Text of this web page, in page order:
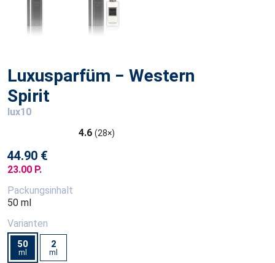
Luxusparfüm − Western
Spirit
lux10
4.6 (28×)
44.90 €
23.00 P.
Packungsinhalt
50 ml
Varianten
50
ml
2
ml